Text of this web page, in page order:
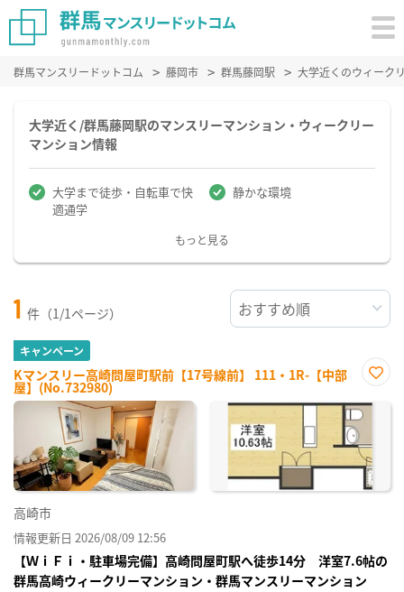
群馬マンスリードットコム 藤岡市 群馬藤岡駅 大学近くのウィーク
大学近く/群馬藤岡駅のマンスリーマンション・ウィークリー
マンション情報
大学まで徒歩・自転車で快
適通学
静かな環境
もっと見る
1 件（1/1ページ）
キャンペーン
Kマンスリー高崎問屋町駅前【17号線前】 111・1R-【中部
屋】(No.732980)
に入
り登
高崎市
情報更新日 2026/08/09 12:56
【ＷｉＦｉ・駐車場完備】高崎問屋町駅へ徒歩14分 洋室7.6帖の
群馬高崎ウィークリーマンション・群馬マンスリーマンション